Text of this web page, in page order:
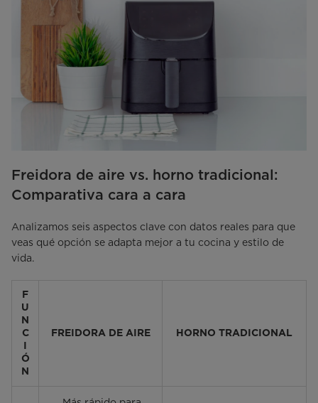
Freidora de aire vs. horno tradicional:
Comparativa cara a cara
Analizamos seis aspectos clave con datos reales para que
veas qué opción se adapta mejor a tu cocina y estilo de
vida.
F
U
N
C
Ó
N
FREIDORA DE AIRE HORNO TRADICIONAL